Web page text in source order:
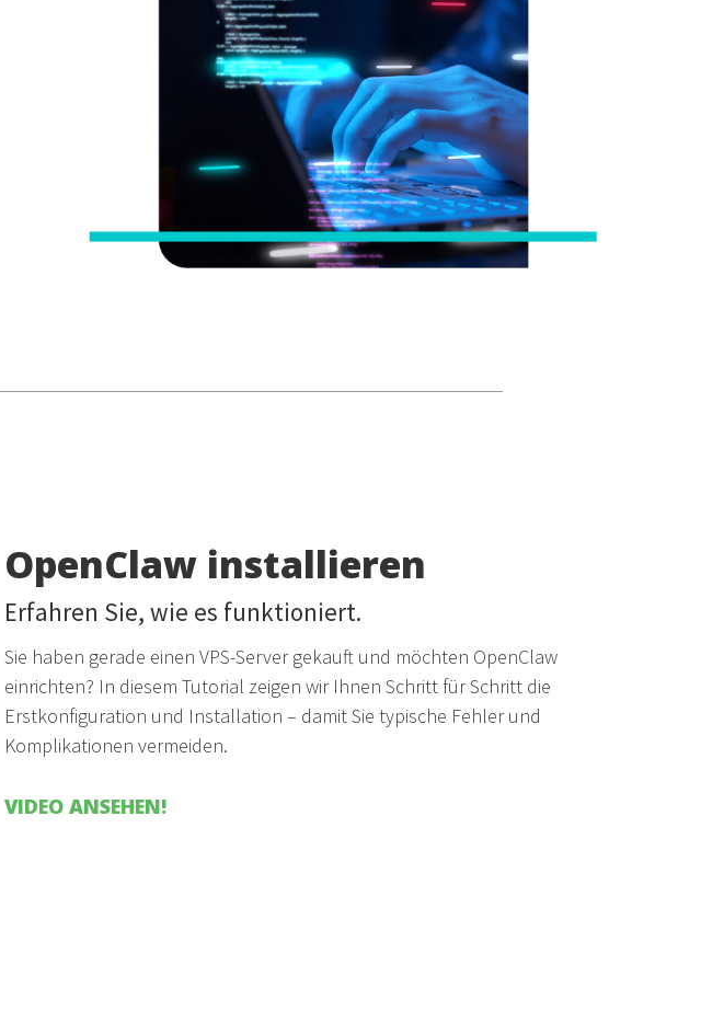
OpenClaw installieren
Erfahren Sie, wie es funktioniert.
Sie haben gerade einen VPS-Server gekauft und möchten OpenClaw
einrichten? In diesem Tutorial zeigen wir Ihnen Schritt für Schritt die
Erstkonfiguration und Installation – damit Sie typische Fehler und
Komplikationen vermeiden.
VIDEO ANSEHEN!